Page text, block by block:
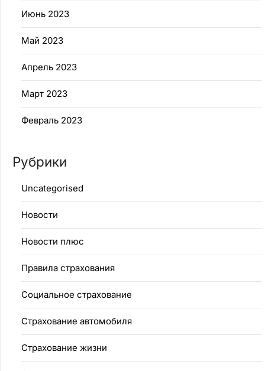
Июнь 2023
Май 2023
Апрель 2023
Март 2023
Февраль 2023
Рубрики
Uncategorised
Новости
Новости плюс
Правила страхования
Социальное страхование
Страхование автомобиля
Страхование жизни